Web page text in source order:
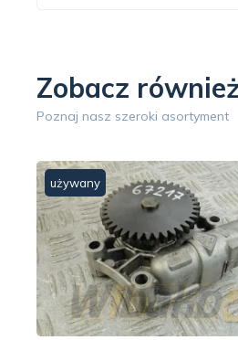
Zobacz
Poznaj nasz szeroki asortyment
używany